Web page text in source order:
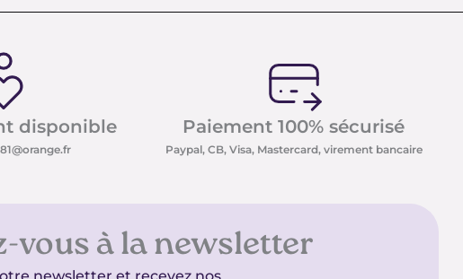
disponible Paiement 100% sécurisé
Paypal, CB, Visa, Mastercard, virement bancaire
vous à la newsletter